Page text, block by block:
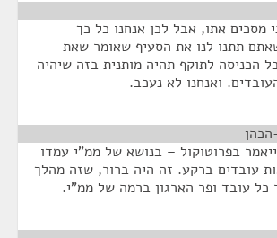
מסכים אתו, אבל לכן אנחנו כל כך
תתנו לנו את הסעיף שאומר שאת
הכניסה לתוקף תהיה מותנית בזה שיהיה
ואנחנו לא נעכב.
בפרוטוקול – בנושא של ממ"י עמדו
עובדים ברקע. זה היה ברור, שזה מהלך
כל עובד ופר הארגון ברמה של ממ"י.